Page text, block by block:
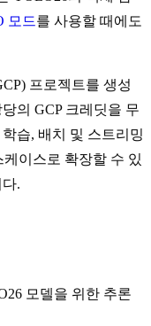
모드를 사용할 때에도
프로젝트를 생성
의 GCP 크레딧을 무
습, 배치 및 스트리밍
이스로 확장할 수 있
.
모델을 위한 추론